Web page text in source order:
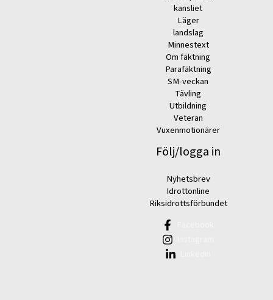
kansliet
Läger
landslag
Minnestext
Om fäktning
Parafäktning
SM-veckan
Tävling
Utbildning
Veteran
Vuxenmotionärer
Följ/logga in
Nyhetsbrev
Idrottonline
Riksidrottsförbundet